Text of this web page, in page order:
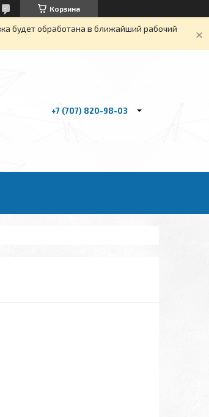
Корзина
будет обработана в ближайший рабочий
+7 (707) 820-98-03